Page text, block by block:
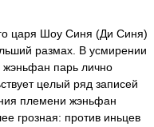
царя Шоу Синя (Ди Синя)
размах. В усмирении
жэньфан парь лично
целый ряд записей
племени жэньфан
грозная: против иньцев